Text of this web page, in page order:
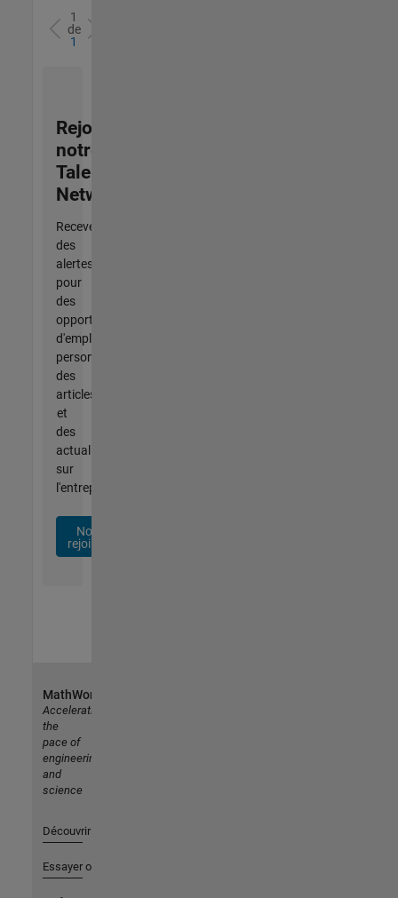
1
de
1
Rejoignez
notre
Talent
Network
Recevez
des
alertes
pour
des
opportunités
d'emploi
personnalisées,
des
articles
et
des
actualités
sur
l'entreprise.
Nous
rejoindre
MathWorks
Accelerating
the
pace of
engineering
and
science
Découvrir les produits
Essayer ou acheter